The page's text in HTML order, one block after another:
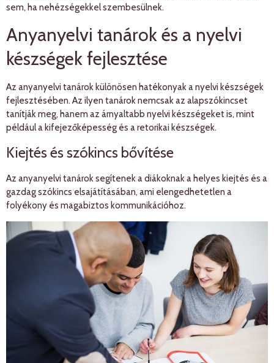
sem, ha nehézségekkel szembesülnek.
Anyanyelvi tanárok és a nyelvi
készségek fejlesztése
Az anyanyelvi tanárok különösen hatékonyak a nyelvi készségek
fejlesztésében. Az ilyen tanárok nemcsak az alapszókincset
tanítják meg, hanem az árnyaltabb nyelvi készségeket is, mint
például a kifejezőképesség és a retorikai készségek.
Kiejtés és szókincs bővítése
Az anyanyelvi tanárok segítenek a diákoknak a helyes kiejtés és a
gazdag szókincs elsajátításában, ami elengedhetetlen a
folyékony és magabiztos kommunikációhoz.